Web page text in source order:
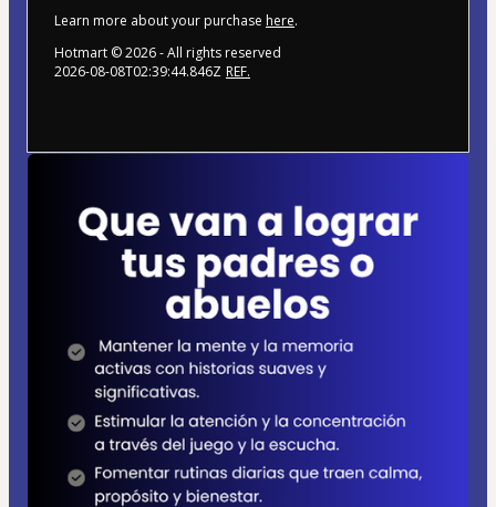
Learn more about your purchase here.
Hotmart ©2026- All rights reserved
2026-08-08T02:39:44.846Z REF.